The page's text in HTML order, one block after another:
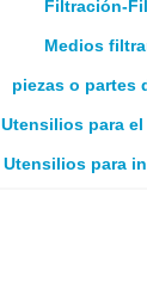
Filtración-
Medios
piezas o partes
Utensilios para
Utensilios para